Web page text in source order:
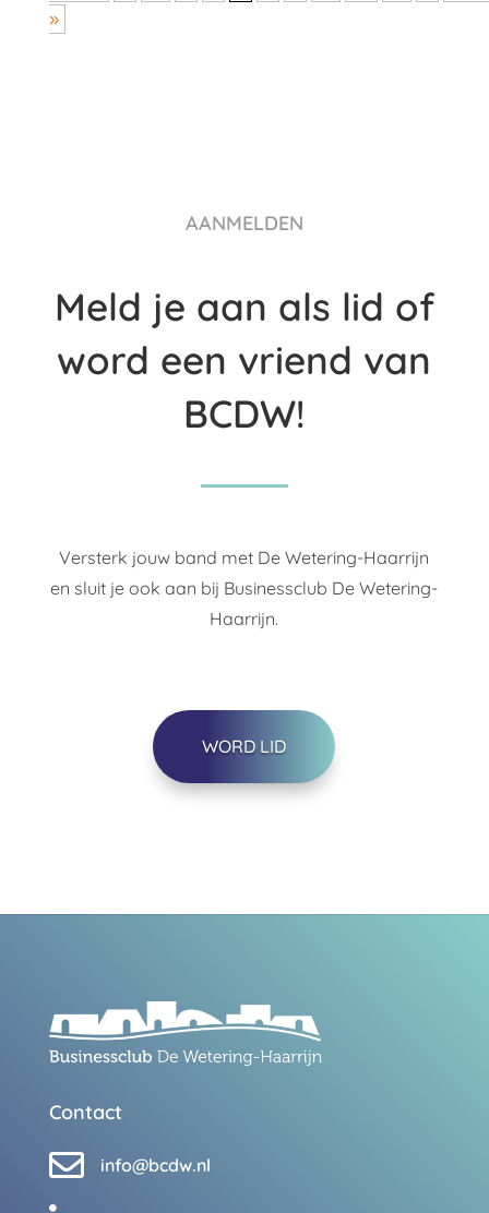
»
AANMELDEN
Meld je aan als lid of
word een vriend van
BCDW!
Versterk jouw band met De Wetering-Haarrijn
en sluit je ook aan bij Businessclub De Wetering-
Haarrijn.
WORD LID
Contact
 info@bcdw.nl